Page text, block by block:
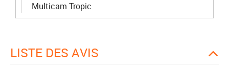
Multicam Tropic
LISTE DES AVIS